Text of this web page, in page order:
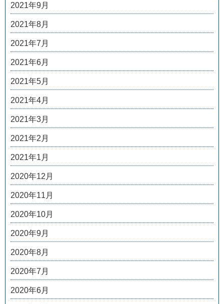
2021年9月
2021年8月
2021年7月
2021年6月
2021年5月
2021年4月
2021年3月
2021年2月
2021年1月
2020年12月
2020年11月
2020年10月
2020年9月
2020年8月
2020年7月
2020年6月